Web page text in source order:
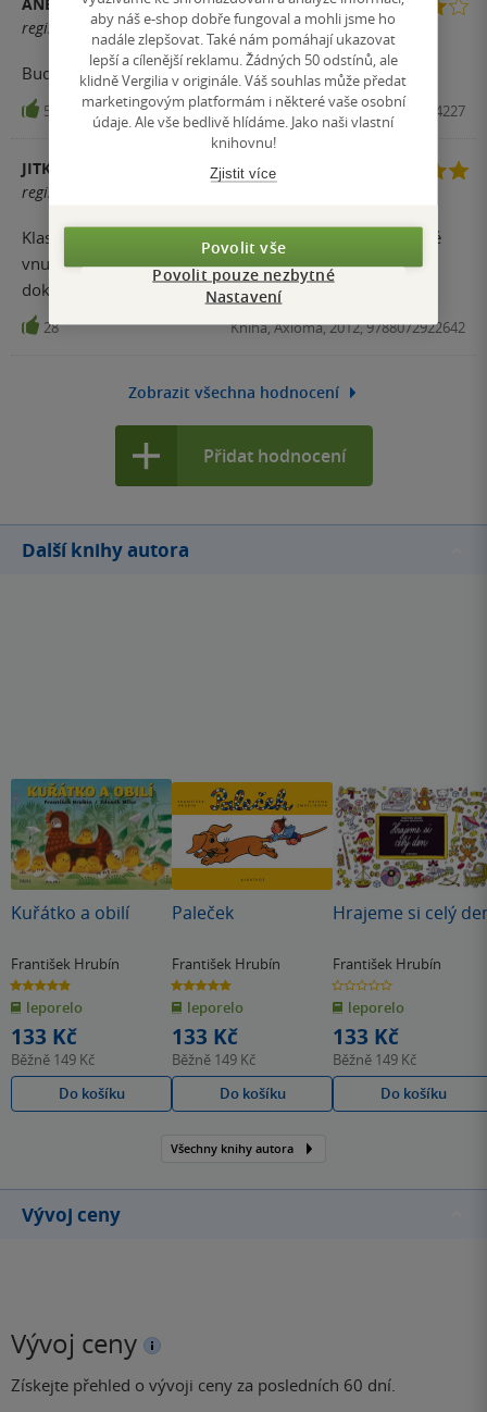
registrovaný uživatel
Budulínka si pamatuji moc dobře z dětství.
50 Audiokniha, Sony Music, 2012, 8595112004227
JITKA FOLBEROVÁ
registrovaný uživatel
Klasická pohádka v provedení pro malé děti. Mé čtyřleté
vnučce se moc líbí a musíme si to číst a prohlížet pořád
dokola.
28 Kniha, Axióma, 2012, 9788072922642
Zobrazit všechna hodnocení
Přidat hodnocení
Další knihy autora
Kuřátko a obilí
František Hrubín
4.9
z
5
hvězdiček
leporelo
133 Kč
Běžně 149 Kč
Do košíku
Paleček
František Hrubín
5.0
z
5
hvězdiček
leporelo
133 Kč
Běžně 149 Kč
Do košíku
Hrajeme si celý
František Hrubín
0.0
z
5
hvězdiček
leporelo
133 Kč
Běžně 149 Kč
Do košíku
Všechny knihy autora
Vývoj ceny
Vývoj ceny
Získejte přehled o vývoji ceny za posledních 60 dní.
aby náš e-shop dobře fungoval a mohli jsme ho
nadále zlepšovat. Také nám pomáhají ukazovat
lepší a cílenější reklamu. Žádných 50 odstínů, ale
klidně Vergilia v originále. Váš souhlas může předat
marketingovým platformám i některé vaše osobní
údaje. Ale vše bedlivě hlídáme. Jako naši vlastní
knihovnu!
Zjistit více
Povolit vše
Povolit pouze nezbytné
Nastavení